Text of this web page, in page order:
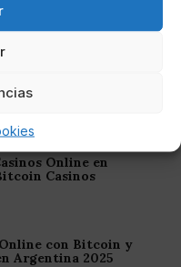
Online en
Casinos
con Bitcoin y
Argentina 2025